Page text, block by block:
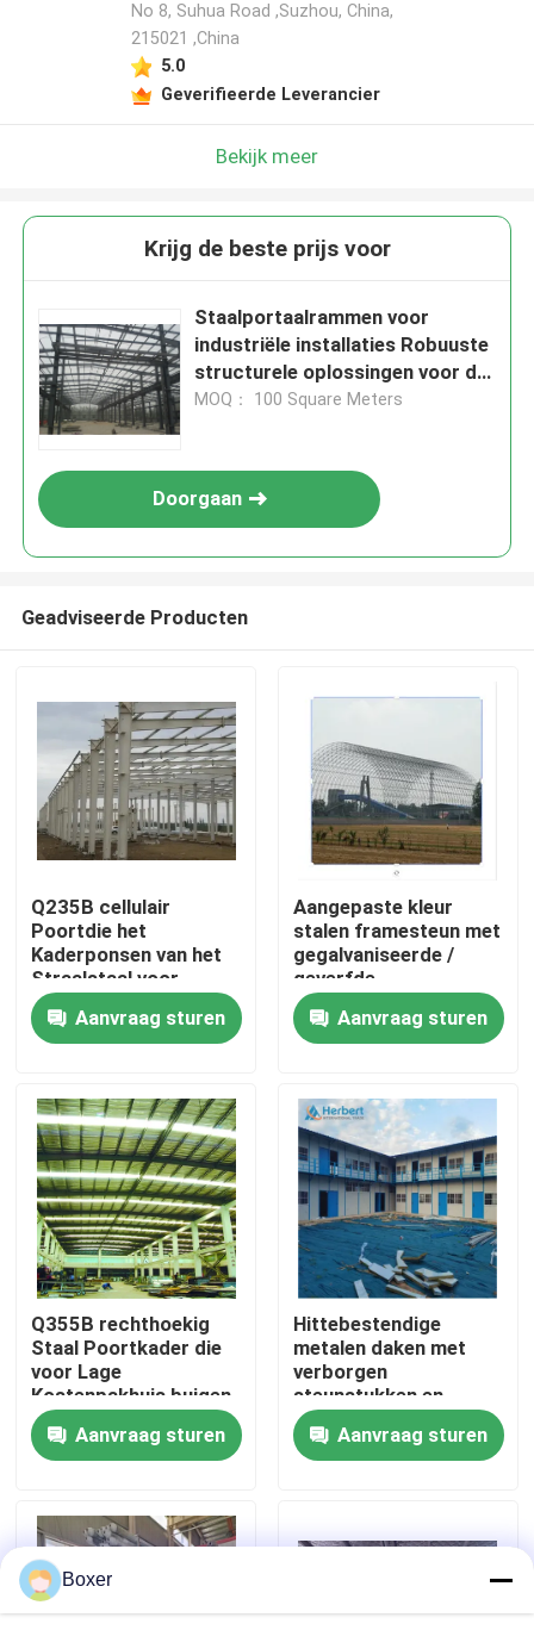
Huis
Producten
Fabrieksreis
Kwaliteitscontrole
Contacteer ons
Nieuws
Gevallen
staal ruimtekaders
Ruimtekaderbundel
No 8, Suhua Road ,Suzhou, China,
215021 ,China
5.0
Geverifieerde Leverancier
Bekijk meer
Krijg de beste prijs voor
Staalportaalrammen voor
industriële installaties Robuuste
structurele oplossingen voor de
productie
MOQ： 100 Square Meters
Doorgaan
Geadviseerde Producten
Q235B cellulair
Poortdie het
Kaderponsen van het
Straalstaal voor
Hangaar wordt
aangepast
Aanvraag sturen
Aangepaste kleur
stalen framesteun met
gegalvaniseerde /
geverfde
oppervlaktebehandeling
Aanvraag sturen
Q355B rechthoekig
Staal Poortkader die
voor Lage
Kostenpakhuis buigen
Aanvraag sturen
Hittebestendige
metalen daken met
verborgen
steunstukken en
isolatiepads
Aanvraag sturen
Boxer